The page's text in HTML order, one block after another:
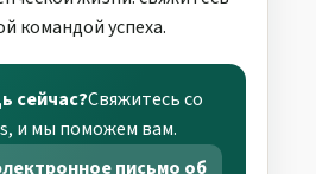
командой успеха.
сейчас?Свяжитесь со
и мы поможем вам.
письмо об